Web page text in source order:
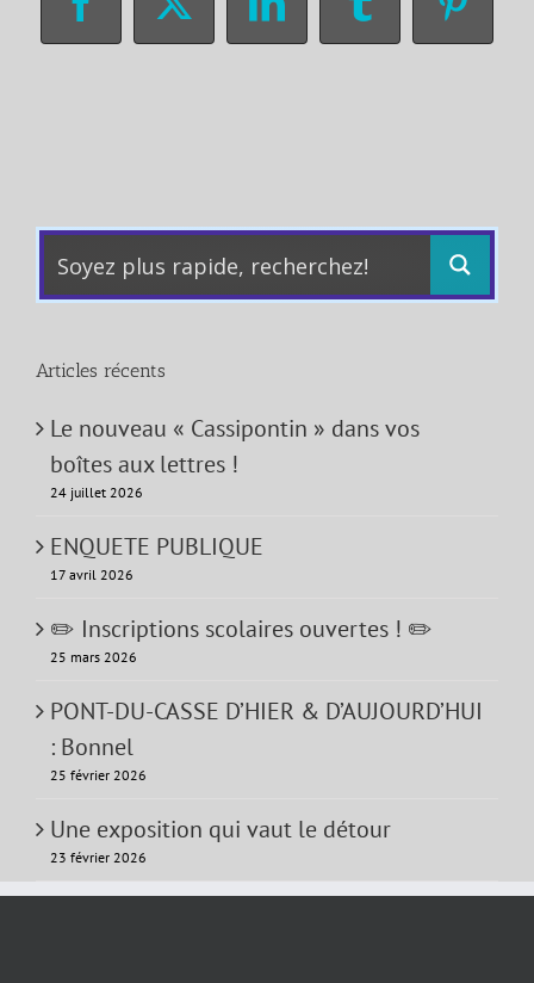
Facebook
X LinkedInTumblr
Articles récents
Le nouveau « Cassipontin » dans vos
boîtes aux lettres !
24 juillet 2026
ENQUETE PUBLIQUE
17 avril 2026
✏️ Inscriptions scolaires ouvertes ! ✏️
25 mars 2026
PONT-DU-CASSE D’HIER & D’AUJOURD’HUI
: Bonnel
25 février 2026
Une exposition qui vaut le détour
23 février 2026